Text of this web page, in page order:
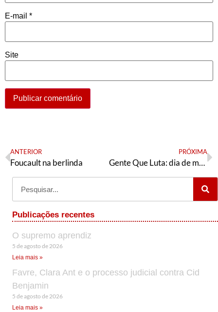
E-mail *
Site
ANTERIOR
Foucault na berlinda
PRÓXIMA
Gente Que Luta: dia de mobilizações #ForaBolsonaro agitou as redes (Canal Lula Livre)
Publicações recentes
O supremo aprendiz
5 de agosto de 2026
Leia mais »
Favre, Clara Ant e o processo judicial contra Cid
Benjamin
5 de agosto de 2026
Leia mais »